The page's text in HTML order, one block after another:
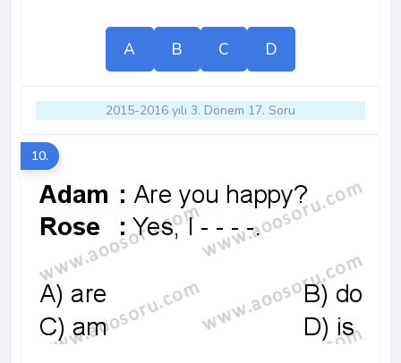
A B C D
2015-2016 yılı 3. Dönem 17. Soru
10.